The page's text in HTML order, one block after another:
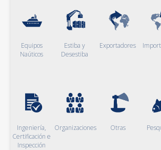
Equipos
Naúticos
Estiba y
Desestiba
Exportadores
Ingeniería,
Certificación e
Inspección
Organizaciones Otras